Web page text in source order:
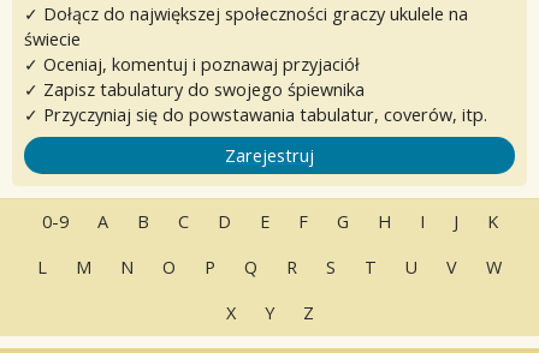
✓ Dołącz do największej społeczności graczy ukulele na
świecie
✓ Oceniaj, komentuj i poznawaj przyjaciół
✓ Zapisz tabulatury do swojego śpiewnika
✓ Przyczyniaj się do powstawania tabulatur, coverów, itp.
Zarejestruj
0-9 A B C D E F G H I J
K
L
M N O P Q R S T U V
W
X
Y Z